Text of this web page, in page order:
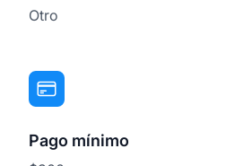
Otro
Pago mínimo